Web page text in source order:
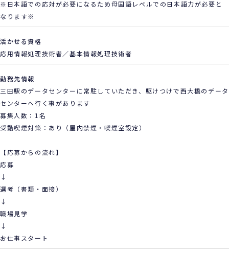
※日本語での応対が必要になるため母国語レベルでの日本語力が必要と
なります※
活かせる資格
応用情報処理技術者／基本情報処理技術者
勤務先情報
三田駅のデータセンターに常駐していただき、駆けつけで西大橋のデータ
センターへ行く事があります
募集人数：1名
受動喫煙対策：あり（屋内禁煙・喫煙室設定）
【応募からの流れ】
応募
↓
選考（書類・面接）
↓
職場見学
↓
お仕事スタート